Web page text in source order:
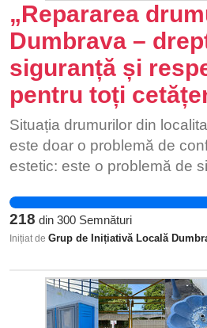
„Repararea
Dumbrava –
siguranță și
pentru toți
Situația drumurilor din
este doar o problemă de
estetic: este o problemă de
decente. Lipsa asfaltării și
formarea excesivă de praf,
sănătatea oamenilor, în
aerului și a solului din
drumurilor; • deteriorarea
218 din 300 Semnături
Inițiat de Grup de Inițiativă Locală